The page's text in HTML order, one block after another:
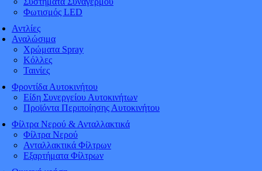
Φωτισμός LED
Αντλίες
Αναλώσιμα
Χρώματα Spray
Κόλλες
Ταινίες
Φροντίδα Αυτοκινήτου
Είδη Συνεργείου Αυτοκινήτων
Προϊόντα Περιποίησης Αυτοκινήτου
Φίλτρα Νερού & Ανταλλακτικά
Φίλτρα Νερού
Ανταλλακτικά Φίλτρων
Εξαρτήματα Φίλτρων